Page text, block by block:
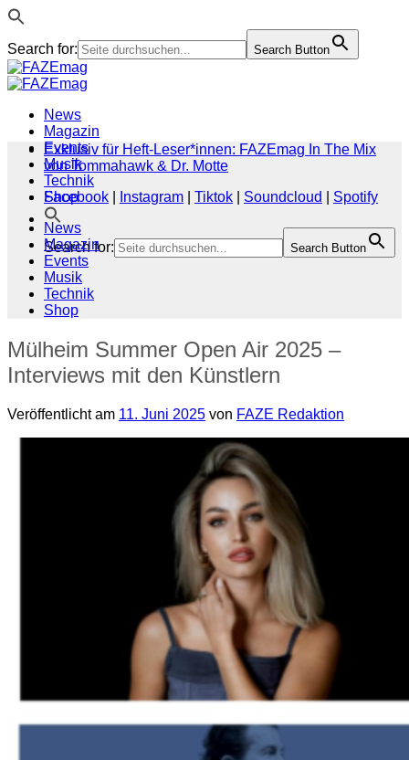
Search for: Search Button
Zum
Inhalt
News
Magazin
Events
Musik
Technik
Shop
Search for: Search Button
Exklusiv für Heft-Leser*innen: FAZEmag In The Mix
von Tommahawk & Dr. Motte
Facebook
Instagram Tiktok Soundcloud
Spotify
News
Magazin
Events
Musik
Technik
Shop
Mülheim Summer Open Air 2025 –
Interviews mit den Künstlern
Veröffentlicht am 11. Juni 2025 von FAZE Redaktion